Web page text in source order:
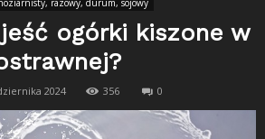
razowy, durum, sojowy
ogórki kiszone w
2024 356 0